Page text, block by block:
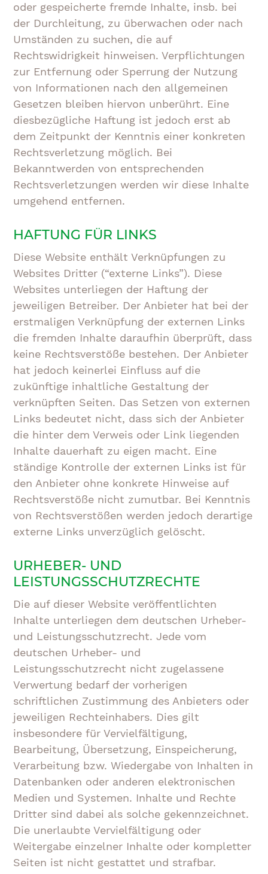
oder gespeicherte fremde Inhalte, insb. bei
der Durchleitung, zu überwachen oder nach
Umständen zu suchen, die auf
Rechtswidrigkeit hinweisen. Verpflichtungen
zur Entfernung oder Sperrung der Nutzung
von Informationen nach den allgemeinen
Gesetzen bleiben hiervon unberührt. Eine
diesbezügliche Haftung ist jedoch erst ab
dem Zeitpunkt der Kenntnis einer konkreten
Rechtsverletzung möglich. Bei
Bekanntwerden von entsprechenden
Rechtsverletzungen werden wir diese Inhalte
umgehend entfernen.
HAFTUNG FÜR LINKS
Diese Website enthält Verknüpfungen zu
Websites Dritter (“externe Links”). Diese
Websites unterliegen der Haftung der
jeweiligen Betreiber. Der Anbieter hat bei der
erstmaligen Verknüpfung der externen Links
die fremden Inhalte daraufhin überprüft, dass
keine Rechtsverstöße bestehen. Der Anbieter
hat jedoch keinerlei Einfluss auf die
zukünftige inhaltliche Gestaltung der
verknüpften Seiten. Das Setzen von externen
Links bedeutet nicht, dass sich der Anbieter
die hinter dem Verweis oder Link liegenden
Inhalte dauerhaft zu eigen macht. Eine
ständige Kontrolle der externen Links ist für
den Anbieter ohne konkrete Hinweise auf
Rechtsverstöße nicht zumutbar. Bei Kenntnis
von Rechtsverstößen werden jedoch derartige
externe Links unverzüglich gelöscht.
URHEBER- UND
LEISTUNGSSCHUTZRECHTE
Die auf dieser Website veröffentlichten
Inhalte unterliegen dem deutschen Urheber-
und Leistungsschutzrecht. Jede vom
deutschen Urheber- und
Leistungsschutzrecht nicht zugelassene
Verwertung bedarf der vorherigen
schriftlichen Zustimmung des Anbieters oder
jeweiligen Rechteinhabers. Dies gilt
insbesondere für Vervielfältigung,
Bearbeitung, Übersetzung, Einspeicherung,
Verarbeitung bzw. Wiedergabe von Inhalten in
Datenbanken oder anderen elektronischen
Medien und Systemen. Inhalte und Rechte
Dritter sind dabei als solche gekennzeichnet.
Die unerlaubte Vervielfältigung oder
Weitergabe einzelner Inhalte oder kompletter
Seiten ist nicht gestattet und strafbar.